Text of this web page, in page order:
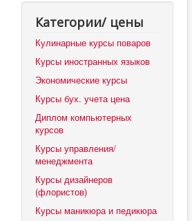
Категории/ цены
Кулинарные курсы поваров
Курсы иностранных языков
Экономические курсы
Курсы бух. учета цена
Диплом компьютерных
курсов
Курсы управления/
менеджмента
Курсы дизайнеров
(флористов)
Курсы маникюра и педикюра